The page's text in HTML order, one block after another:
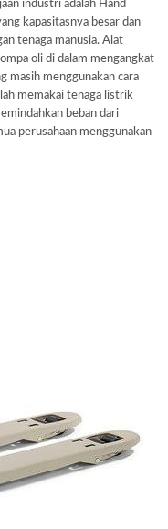
industri adalah Hand
kapasitasnya besar dan
tenaga manusia. Alat
oli di dalam mengangkat
masih menggunakan cara
memakai tenaga listrik
beban dari
perusahaan menggunakan